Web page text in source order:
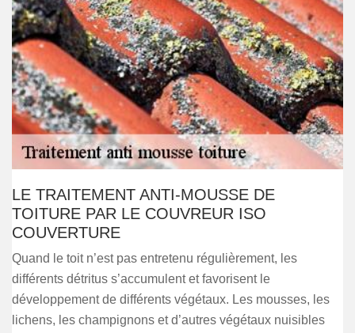
LE TRAITEMENT ANTI-MOUSSE DE
TOITURE PAR LE COUVREUR ISO
COUVERTURE
Quand le toit n’est pas entretenu régulièrement, les
différents détritus s’accumulent et favorisent le
développement de différents végétaux. Les mousses, les
lichens, les champignons et d’autres végétaux nuisibles